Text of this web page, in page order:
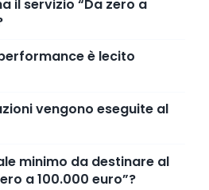
il servizio “Da zero a
è lecito
vengono eseguite al
minimo da destinare al
a 100.000 euro”?